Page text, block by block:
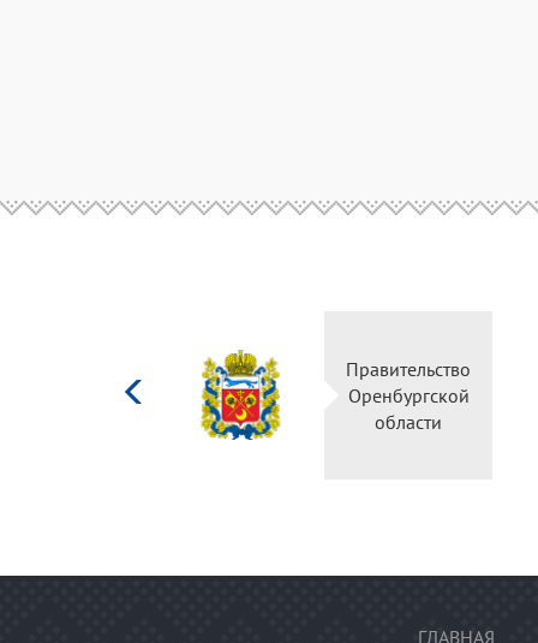
Министерство
культуры
Российской
федерации
ГЛАВНАЯ